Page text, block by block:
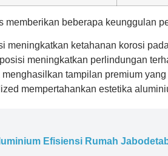
memberikan beberapa keunggulan
meningkatkan ketahanan korosi
meningkatkan perlindungan
tampilan premium
mempertahankan estetika
Efisiensi Rumah